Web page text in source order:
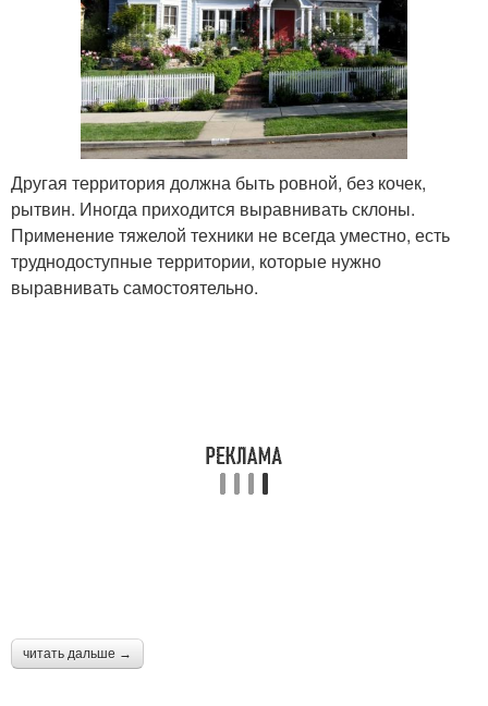
Другая территория должна быть ровной, без кочек,
рытвин. Иногда приходится выравнивать склоны.
Применение тяжелой техники не всегда уместно, есть
труднодоступные территории, которые нужно
выравнивать самостоятельно.
читать дальше →